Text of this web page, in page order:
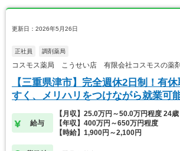
更新日：2026年5月26日
正社員 調剤薬局
コスモス薬局 こうせい店 有限会社コスモスの薬
【三重県津市】完全週休2日制！有
すく、メリハリをつけながら就業可
給与
【月収】25.0万円～50.0万円程度 24
【年収】400万円～650万円程度
【時給】1,900円～2,100円